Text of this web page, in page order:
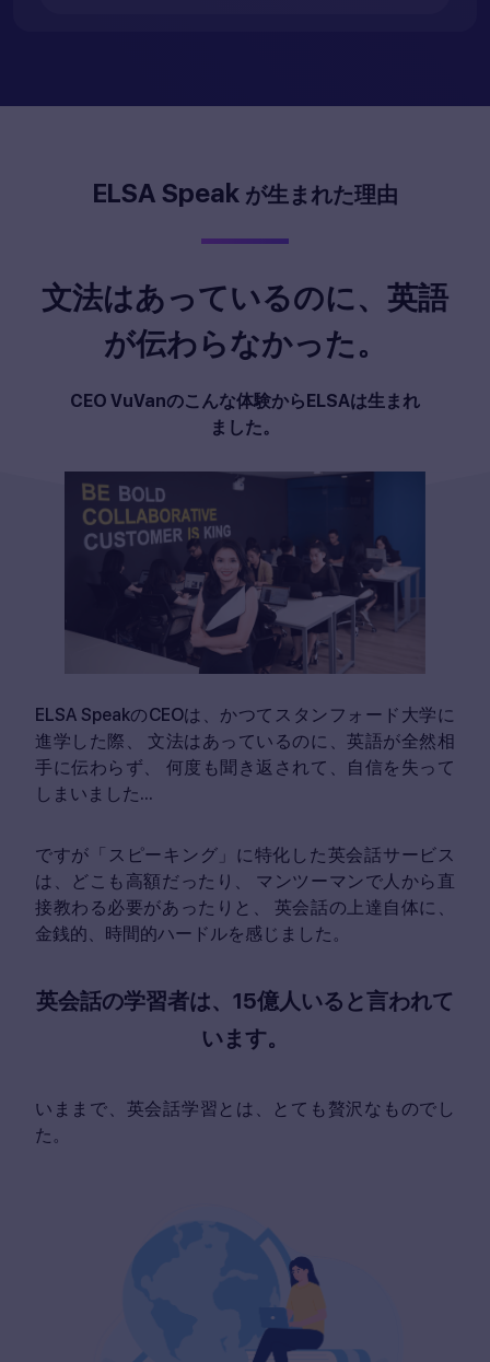
ELSA Speak が生まれた理由
文法はあっているのに、英語
が伝わらなかった。
CEO VuVanのこんな体験からELSAは生まれ
ました。
ELSA SpeakのCEOは、かつてスタンフォード大学に
進学した際、
文法はあっているのに、英語が全然相
手に伝わらず、
何度も聞き返されて、自信を失って
しまいました...
ですが「スピーキング」に特化した英会話サービス
は、どこも高額だったり、
マンツーマンで人から直
接教わる必要があったりと、
英会話の上達自体に、
金銭的、時間的ハードルを感じました。
英会話の学習者は、15億人いると言われて
います。
いままで、英会話学習とは、とても贅沢なものでし
た。